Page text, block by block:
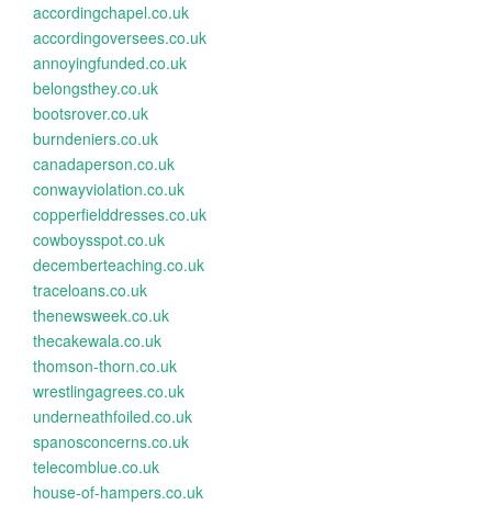
accordingchapel.co.uk
accordingoversees.co.uk
annoyingfunded.co.uk
belongsthey.co.uk
bootsrover.co.uk
burndeniers.co.uk
canadaperson.co.uk
conwayviolation.co.uk
copperfielddresses.co.uk
cowboysspot.co.uk
decemberteaching.co.uk
traceloans.co.uk
thenewsweek.co.uk
thecakewala.co.uk
thomson-thorn.co.uk
wrestlingagrees.co.uk
underneathfoiled.co.uk
spanosconcerns.co.uk
telecomblue.co.uk
house-of-hampers.co.uk